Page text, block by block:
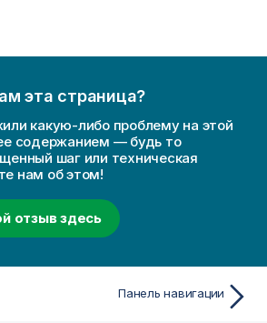
эта страница?
какую-либо проблему на этой
содержанием — будь то
шаг или техническая
нам об этом!
отзыв здесь
Панель навигации